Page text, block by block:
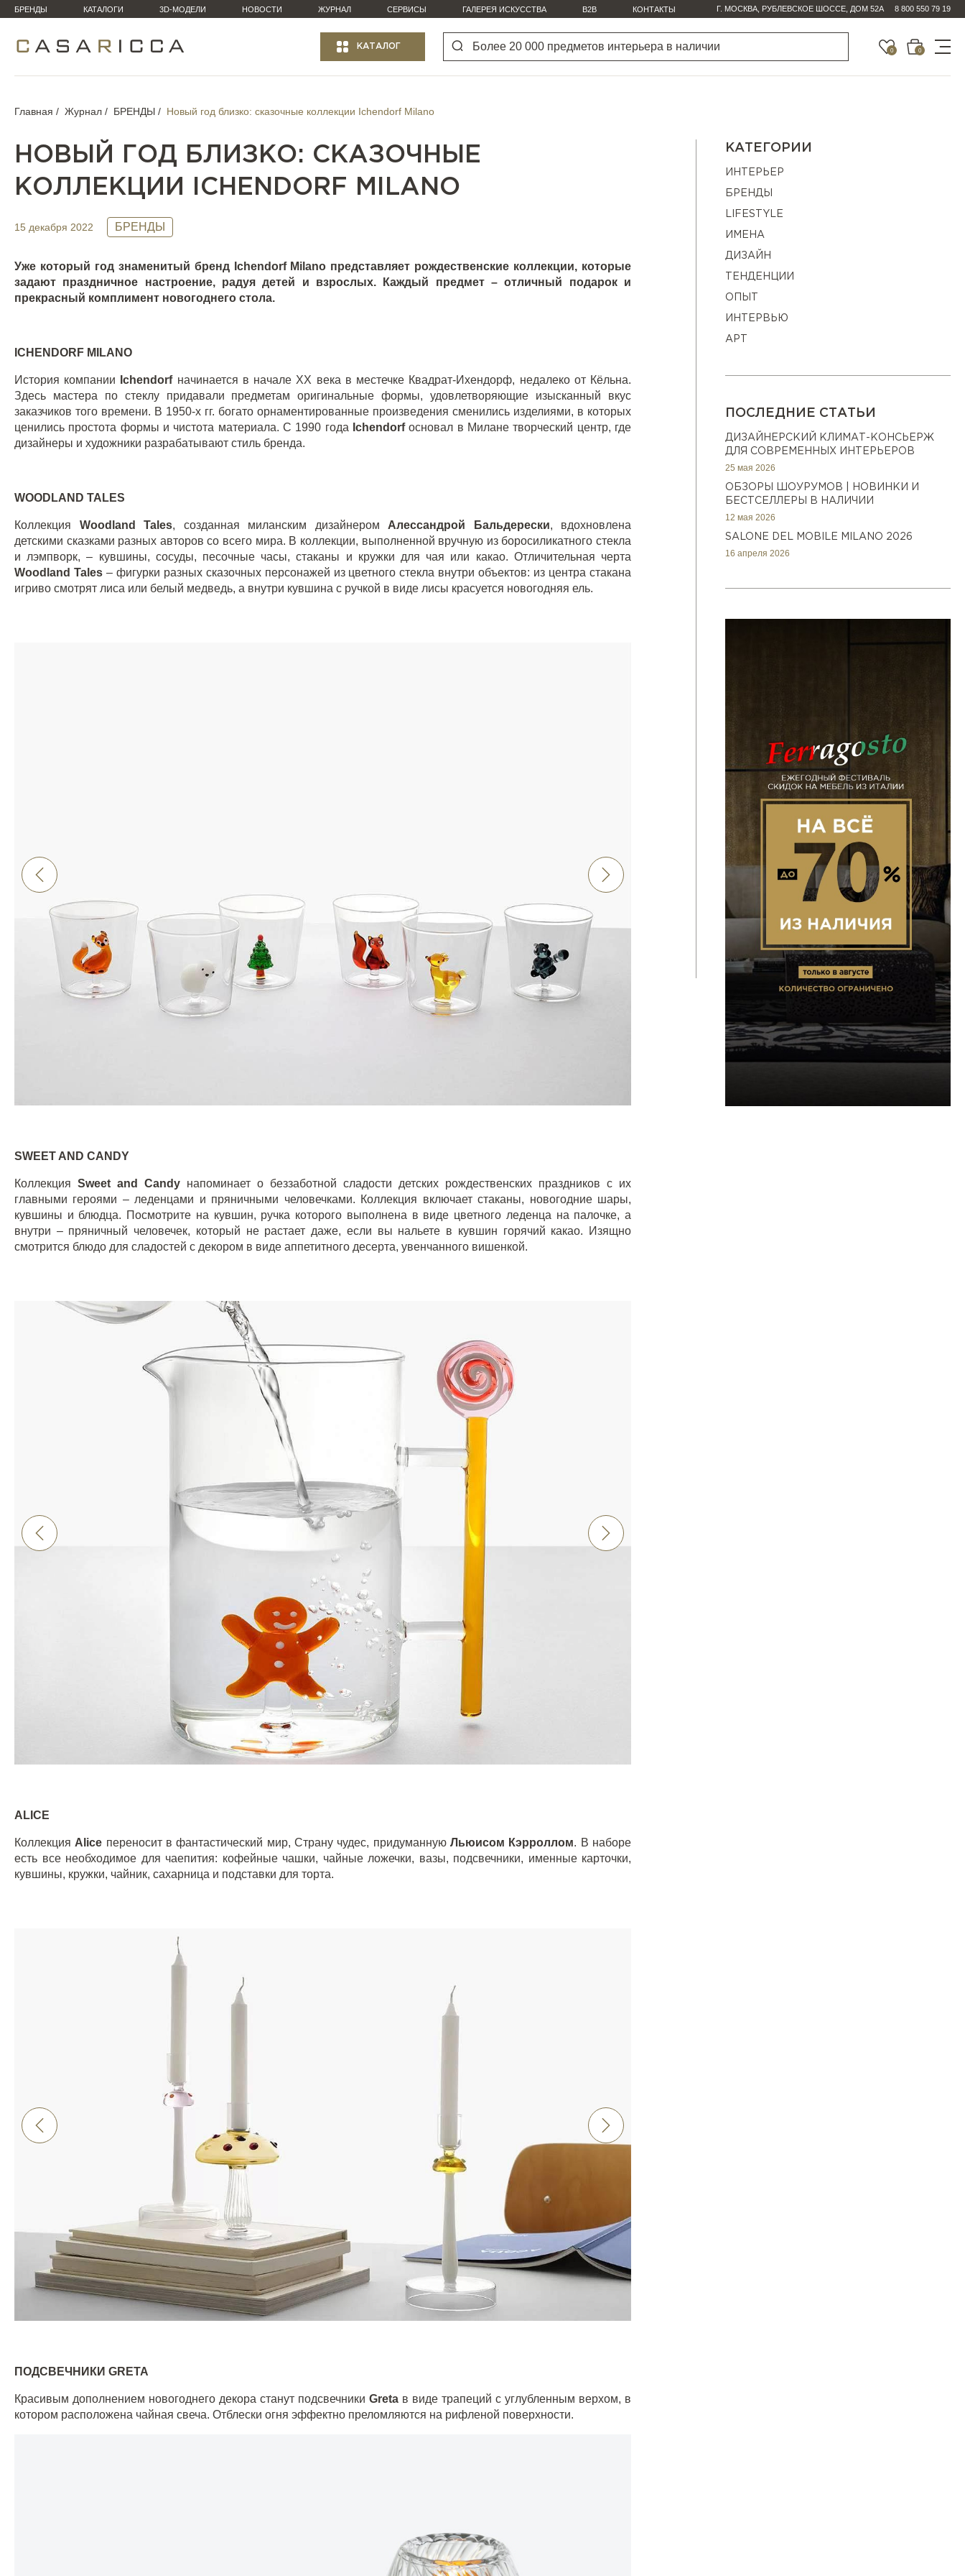
БРЕНДЫ КАТАЛОГИ 3D-МОДЕЛИ НОВОСТИ ЖУРНАЛ СЕРВИСЫ ГАЛЕРЕЯ ИСКУССТВА B2B КОНТАКТЫ Г. МОСКВА, РУБЛЕВСКОЕ ШОССЕ, ДОМ 52А 8 800 550 79 19
КАТАЛОГ 0 0
Главная Журнал БРЕНДЫ Новый год близко: сказочные коллекции Ichendorf Milano
НОВЫЙ ГОД БЛИЗКО: СКАЗОЧНЫЕ
КОЛЛЕКЦИИ ICHENDORF MILANO
15 декабря 2022 БРЕНДЫ
Уже который год знаменитый бренд Ichendorf Milano представляет рождественские коллекции, которые
задают праздничное настроение, радуя детей и взрослых. Каждый предмет – отличный подарок и
прекрасный комплимент новогоднего стола.
ICHENDORF MILANO
История компании Ichendorf начинается в начале XX века в местечке Квадрат-Ихендорф, недалеко от Кёльна.
Здесь мастера по стеклу придавали предметам оригинальные формы, удовлетворяющие изысканный вкус
заказчиков того времени. В 1950-х гг. богато орнаментированные произведения сменились изделиями, в которых
ценились простота формы и чистота материала. С 1990 года Ichendorf основал в Милане творческий центр, где
дизайнеры и художники разрабатывают стиль бренда.
WOODLAND TALES
Коллекция Woodland Tales, созданная миланским дизайнером Алессандрой Бальдерески, вдохновлена
детскими сказками разных авторов со всего мира. В коллекции, выполненной вручную из боросиликатного стекла
и лэмпворк, – кувшины, сосуды, песочные часы, стаканы и кружки для чая или какао. Отличительная черта
Woodland Tales– фигурки разных сказочных персонажей из цветного стекла внутри объектов: из центра стакана
игриво смотрят лиса или белый медведь, а внутри кувшина с ручкой в виде лисы красуется новогодняя ель.
SWEET AND CANDY
Коллекция Sweet and Candy напоминает о беззаботной сладости детских рождественских праздников с их
главными героями – леденцами и пряничными человечками. Коллекция включает стаканы, новогодние шары,
кувшины и блюдца. Посмотрите на кувшин, ручка которого выполнена в виде цветного леденца на палочке, а
внутри – пряничный человечек, который не растает даже, если вы нальете в кувшин горячий какао. Изящно
смотрится блюдо для сладостей с декором в виде аппетитного десерта, увенчанного вишенкой.
ALICE
Коллекция Alice переносит в фантастический мир, Страну чудес, придуманнуюЛьюисом Кэрроллом. В наборе
есть все необходимое для чаепития: кофейные чашки, чайные ложечки, вазы, подсвечники, именные карточки,
кувшины, кружки, чайник, сахарница и подставки для торта.
ПОДСВЕЧНИКИ GRETA
Красивым дополнением новогоднего декора станут подсвечники Greta в виде трапеций с углубленным верхом, в
котором расположена чайная свеча. Отблески огня эффектно преломляются на рифленой поверхности.
КАТЕГОРИИ
ИНТЕРЬЕР
БРЕНДЫ
LIFESTYLE
ИМЕНА
ДИЗАЙН
ТЕНДЕНЦИИ
ОПЫТ
ИНТЕРВЬЮ
АРТ
ПОСЛЕДНИЕ СТАТЬИ
ДИЗАЙНЕРСКИЙ КЛИМАТ-КОНСЬЕРЖ
ДЛЯ СОВРЕМЕННЫХ ИНТЕРЬЕРОВ
25 мая 2026
ОБЗОРЫ ШОУРУМОВ | НОВИНКИ И
БЕСТСЕЛЛЕРЫ В НАЛИЧИИ
12 мая 2026
SALONE DEL MOBILE MILANO 2026
16 апреля 2026